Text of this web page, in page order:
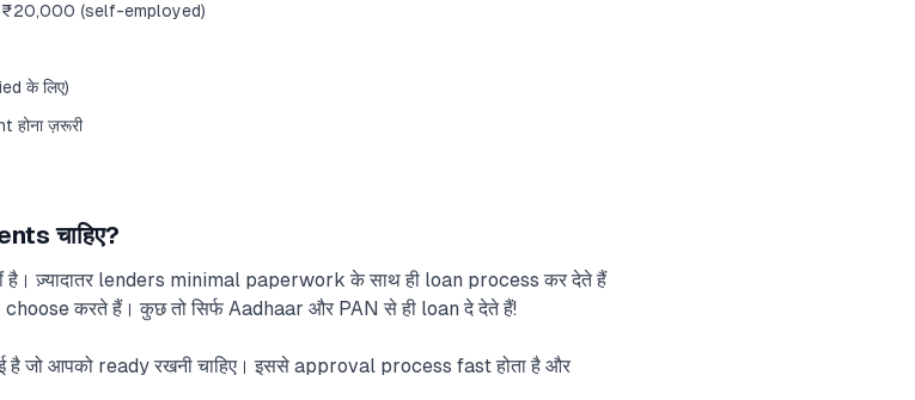
₹20,000 (self-employed)
के लिए)
ज़रूरी
चाहिए?
है। ज़्यादातर lenders minimal paperwork के साथ ही loan process कर देते हैं
करते हैं। कुछ तो सिर्फ Aadhaar और PAN से ही loan दे देते हैं!
है जो आपको ready रखनी चाहिए। इससे approval process fast होता है और